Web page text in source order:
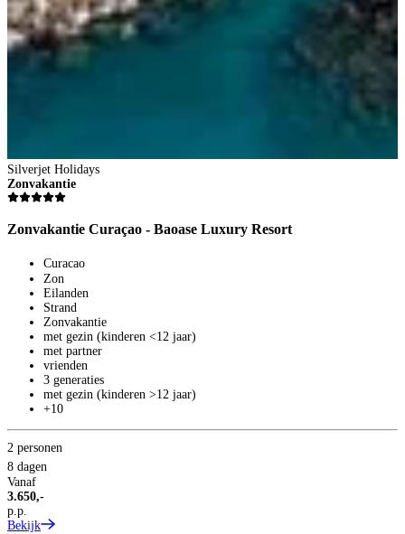
Silverjet Holidays
Zonvakantie
Zonvakantie Curaçao - Baoase Luxury Resort
Curacao
Zon
Eilanden
Strand
Zonvakantie
met gezin (kinderen <12 jaar)
met partner
vrienden
3 generaties
met gezin (kinderen >12 jaar)
+10
2 personen
8 dagen
Vanaf
3.650,-
p.p.
Bekijk